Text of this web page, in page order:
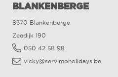
BLANKENBERGE
8370 Blankenberge
Zeedijk 190
050 42 58 98
vicky@servimoholidays.be